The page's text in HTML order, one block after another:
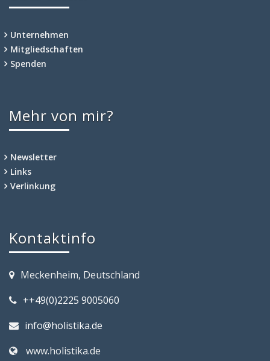
Unternehmen
Mitgliedschaften
Spenden
Mehr von mir?
Newsletter
Links
Verlinkung
Kontaktinfo
Meckenheim, Deutschland
++49(0)2225 9005060
info@holistika.de
www.holistika.de